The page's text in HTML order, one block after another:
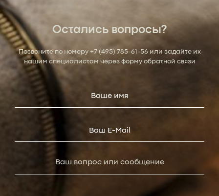
Остались вопросы?
Позвоните по номеру +7 (495) 785-61-56 или задайте их
нашим специалистам через форму обратной связи